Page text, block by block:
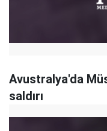
Avustralya'da
saldırı